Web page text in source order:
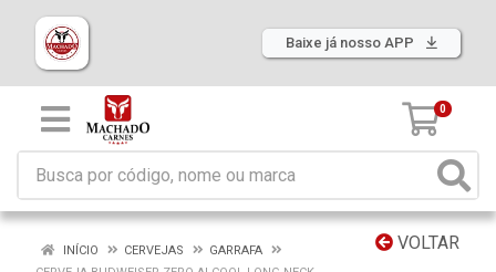
Baixe já nosso APP
0
VOLTAR
INÍCIO CERVEJAS
GARRAFA